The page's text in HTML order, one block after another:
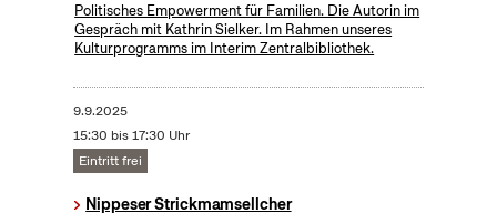
Politisches Empowerment für Familien. Die Autorin im
Gespräch mit Kathrin Sielker. Im Rahmen unseres
Kulturprogramms im Interim Zentralbibliothek.
9.9.2025
15:30 bis 17:30 Uhr
Eintritt frei
Nippeser Strickmamsellcher